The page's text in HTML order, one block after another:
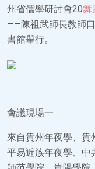
州省儒學研討會20舞
——陳祖武師長教師
書館舉行。
會議現場一
來自貴州年夜學、貴
平易近族年夜學、中